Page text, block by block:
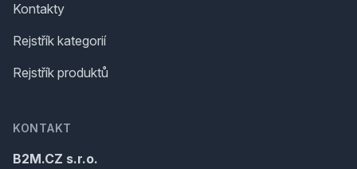
Kontakty
Rejstřík kategorií
Rejstřík produktů
KONTAKT
B2M.CZ s.r.o.